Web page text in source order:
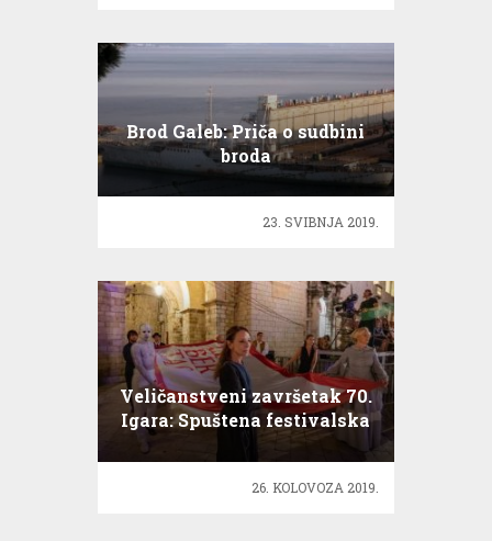
Brod Galeb: Priča o sudbini
broda
23. SVIBNJA 2019.
Veličanstveni završetak 70.
Igara: Spuštena festivalska
zastava Libertas
26. KOLOVOZA 2019.